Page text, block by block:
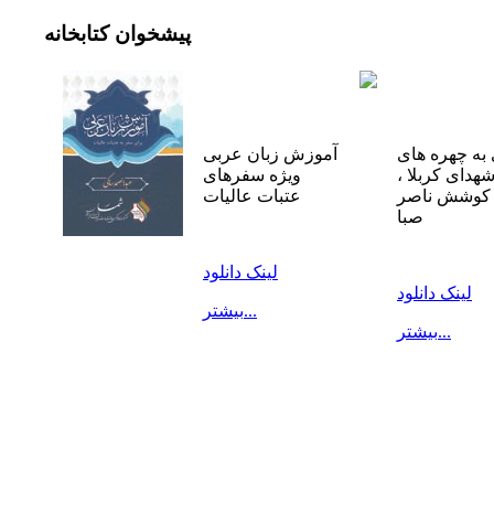
پیشخوانکتابخانه
آموزش زبان عربی
ویژه سفرهای
عتبات عالیات
لینک دانلود
بیشتر...
چهره های
کربلا ،
کوشش ناصر
صبا
لینک دانلود
بیشتر...